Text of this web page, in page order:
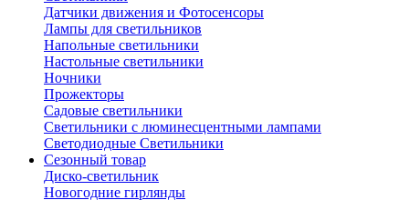
Датчики движения и Фотосенсоры
Лампы для светильников
Напольные светильники
Настольные светильники
Ночники
Прожекторы
Садовые светильники
Светильники с люминесцентными лампами
Светодиодные Светильники
Сезонный товар
Диско-светильник
Новогодние гирлянды